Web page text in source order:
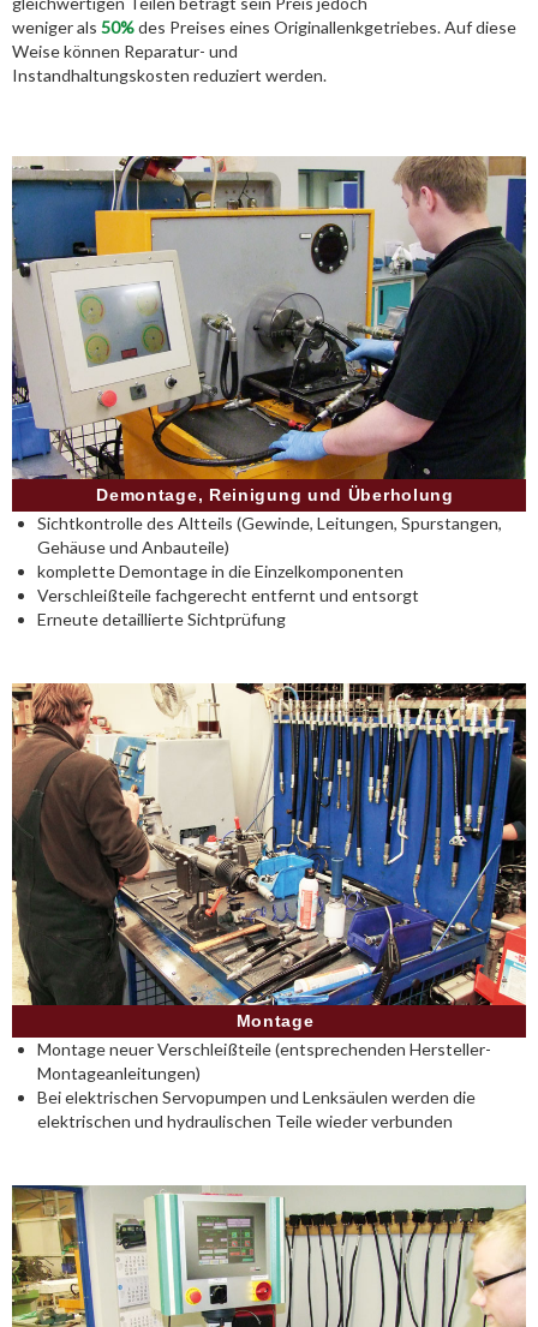
weniger als 50%des Preises eines Originallenkgetriebes. Auf diese
Weise können Reparatur- und
Instandhaltungskosten reduziert werden.
Demontage, Reinigung und Überholung
Sichtkontrolle des Altteils (Gewinde, Leitungen, Spurstangen,
Gehäuse und Anbauteile)
komplette Demontage in die Einzelkomponenten
Verschleißteile fachgerecht entfernt und entsorgt
Erneute detaillierte Sichtprüfung
Montage
Montage neuer Verschleißteile (entsprechenden Hersteller-
Montageanleitungen)
Bei elektrischen Servopumpen und Lenksäulen werden die
elektrischen und hydraulischen Teile wieder verbunden